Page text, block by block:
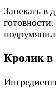
Запекать в
Кролик в